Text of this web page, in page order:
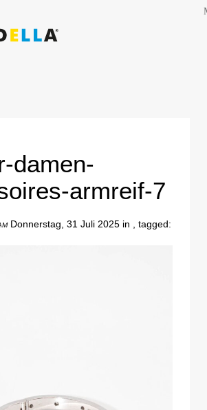
damen-
armreif-7
Donnerstag, 31 Juli 2025 in , tagged: